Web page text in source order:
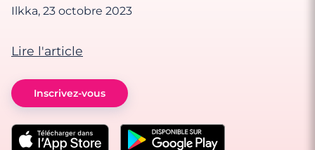
Ilkka, 23 octobre 2023
Lire l'article
Inscrivez-vous